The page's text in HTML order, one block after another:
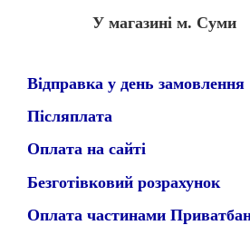
У магазині м. Суми
Відправка у день замовлення
Післяплата
Оплата на сайті
Безготівковий розрахунок
Оплата частинами